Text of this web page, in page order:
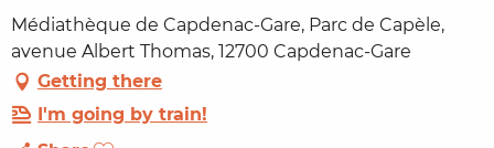
Médiathèque de Capdenac-Gare, Parc de Capèle,
avenue Albert Thomas, 12700 Capdenac-Gare
Getting there
I'm going by train!
Ajouter aux favoris